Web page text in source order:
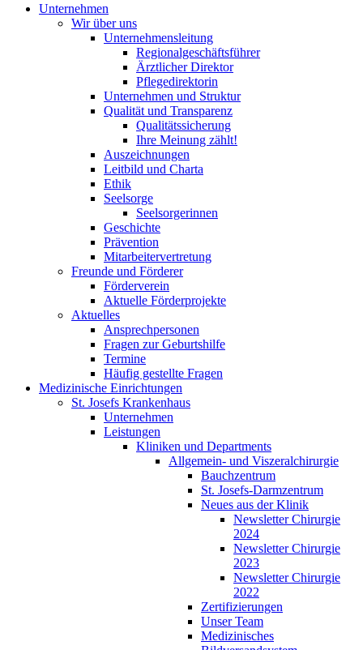
Unternehmen
Wir über uns
Unternehmensleitung
Regionalgeschäftsführer
Ärztlicher Direktor
Pflegedirektorin
Unternehmen und Struktur
Qualität und Transparenz
Qualitätssicherung
Ihre Meinung zählt!
Auszeichnungen
Leitbild und Charta
Ethik
Seelsorge
Seelsorgerinnen
Geschichte
Prävention
Mitarbeitervertretung
Freunde und Förderer
Förderverein
Aktuelle Förderprojekte
Aktuelles
Ansprechpersonen
Fragen zur Geburtshilfe
Termine
Häufig gestellte Fragen
Medizinische Einrichtungen
St. Josefs Krankenhaus
Unternehmen
Leistungen
Kliniken und Departments
Allgemein- und Viszeralchirurgie
Bauchzentrum
St. Josefs-Darmzentrum
Neues aus der Klinik
Newsletter Chirurgie
2024
Newsletter Chirurgie
2023
Newsletter Chirurgie
2022
Zertifizierungen
Unser Team
Medizinisches